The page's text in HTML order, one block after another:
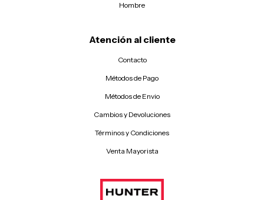
Hombre
Atención al cliente
Contacto
Métodos de Pago
Métodos de Envio
Cambios y Devoluciones
Términos y Condiciones
Venta Mayorista